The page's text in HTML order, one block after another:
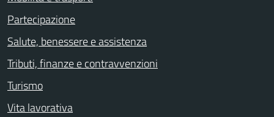
Partecipazione
Salute, benessere e assistenza
Tributi, finanze e contravvenzioni
Turismo
Vita lavorativa